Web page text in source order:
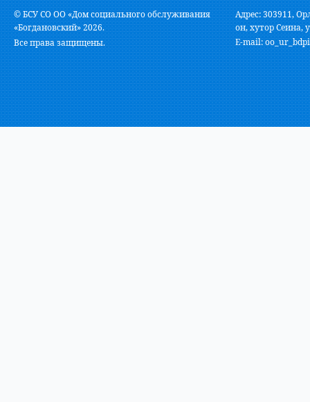
© БСУ СО ОО «Дом социального обслуживания
«Богдановский» 2026.
Все права защищены.
Адрес: 303911,
он, хутор Сеина,
E-mail: